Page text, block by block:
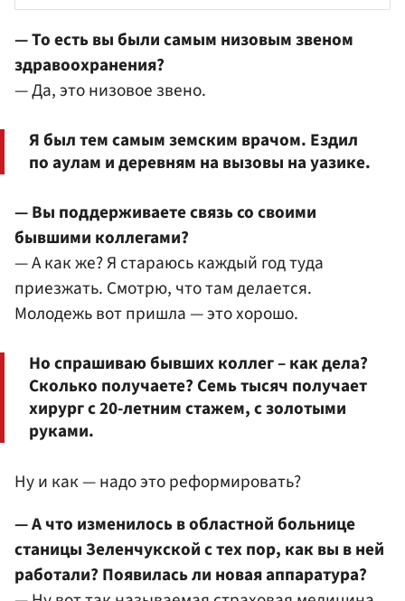
— То есть вы были самым низовым звеном
здравоохранения?
— Да, это низовое звено.
Я был тем самым земским врачом. Ездил
по аулам и деревням на вызовы на уазике.
— Вы поддерживаете связь со своими
бывшими коллегами?
— А как же? Я стараюсь каждый год туда
приезжать. Смотрю, что там делается.
Молодежь вот пришла — это хорошо.
Но спрашиваю бывших коллег – как дела?
Сколько получаете? Семь тысяч получает
хирург с 20-летним стажем, с золотыми
руками.
Ну и как — надо это реформировать?
— А что изменилось в областной больнице
станицы Зеленчукской с тех пор, как вы в ней
работали? Появилась ли новая аппаратура?